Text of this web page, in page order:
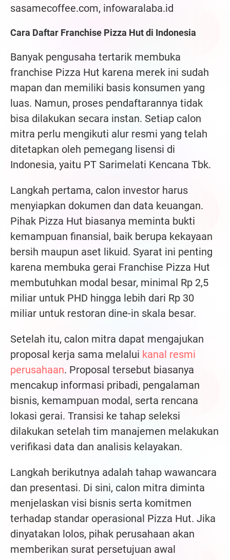
sasamecoffee.com, infowaralaba.id
Cara Daftar Franchise Pizza Hut di Indonesia
Banyak pengusaha tertarik membuka
franchise Pizza Hut karena merek ini sudah
mapan dan memiliki basis konsumen yang
luas. Namun, proses pendaftarannya tidak
bisa dilakukan secara instan. Setiap calon
mitra perlu mengikuti alur resmi yang telah
ditetapkan oleh pemegang lisensi di
Indonesia, yaitu PT Sarimelati Kencana Tbk.
Langkah pertama, calon investor harus
menyiapkan dokumen dan data keuangan.
Pihak Pizza Hut biasanya meminta bukti
kemampuan finansial, baik berupa kekayaan
bersih maupun aset likuid. Syarat ini penting
karena membuka gerai Franchise Pizza Hut
membutuhkan modal besar, minimal Rp 2,5
miliar untuk PHD hingga lebih dari Rp 30
miliar untuk restoran dine-in skala besar.
Setelah itu, calon mitra dapat mengajukan
proposal kerja sama melalui kanal resmi
perusahaan. Proposal tersebut biasanya
mencakup informasi pribadi, pengalaman
bisnis, kemampuan modal, serta rencana
lokasi gerai. Transisi ke tahap seleksi
dilakukan setelah tim manajemen melakukan
verifikasi data dan analisis kelayakan.
Langkah berikutnya adalah tahap wawancara
dan presentasi. Di sini, calon mitra diminta
menjelaskan visi bisnis serta komitmen
terhadap standar operasional Pizza Hut. Jika
dinyatakan lolos, pihak perusahaan akan
memberikan surat persetujuan awal